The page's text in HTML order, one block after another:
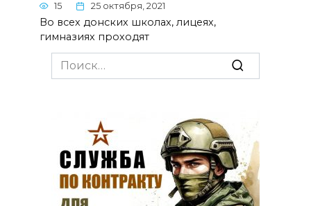
15 25 октября, 2021
Во всех донских школах, лицеях,
гимназиях проходят
Search
for: